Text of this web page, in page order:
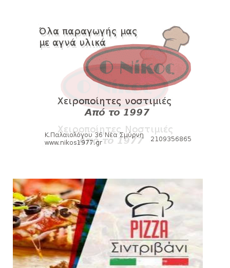
August 07, 2026
KARA TALKS
«Kara Talks»: LIVE 21:00
August 07, 2026
SLIDE
Κύπελλο: Την Τετάρτη 19 Αυγούστου το Νίκη
Βόλου - Πανιώνιος
HEADLINES
KARA TALKS
«Kara Talks» LIVE: Παρασκευή στις 21:00
August 06, 2026